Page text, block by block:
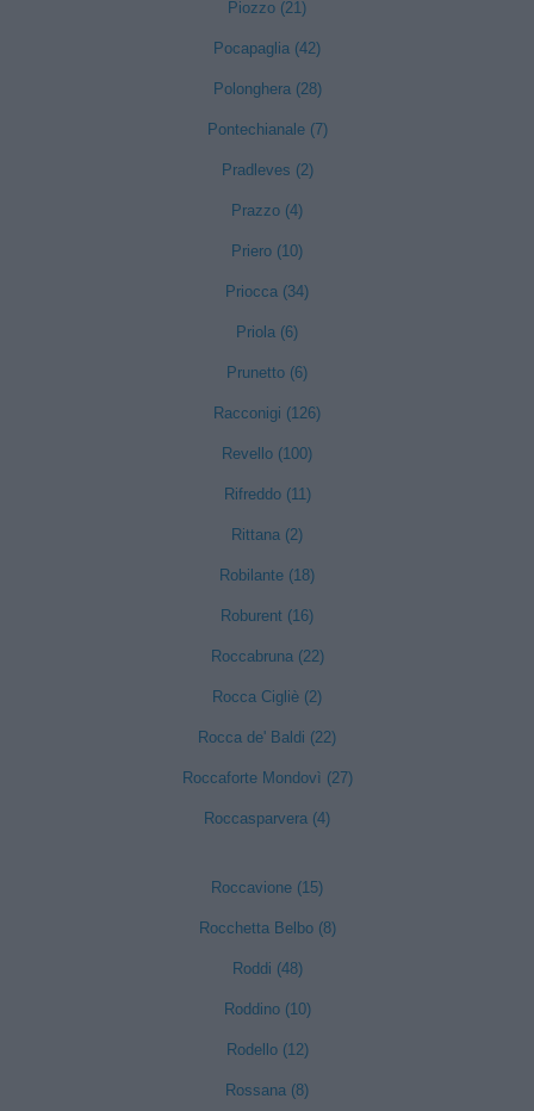
Piozzo (21)
Pocapaglia (42)
Polonghera (28)
Pontechianale (7)
Pradleves (2)
Prazzo (4)
Priero (10)
Priocca (34)
Priola (6)
Prunetto (6)
Racconigi (126)
Revello (100)
Rifreddo (11)
Rittana (2)
Robilante (18)
Roburent (16)
Roccabruna (22)
Rocca Cigliè (2)
Rocca de' Baldi (22)
Roccaforte Mondovì (27)
Roccasparvera (4)
Roccavione (15)
Rocchetta Belbo (8)
Roddi (48)
Roddino (10)
Rodello (12)
Rossana (8)